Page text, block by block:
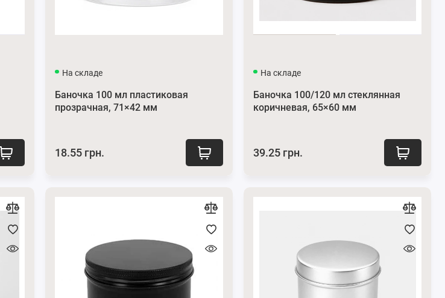
На складе
Баночка 100 мл пластиковая
прозрачная, 71×42 мм
18.55 грн.
На складе
Баночка 100/120 мл стеклянная
коричневая, 65×60 мм
39.25 грн.